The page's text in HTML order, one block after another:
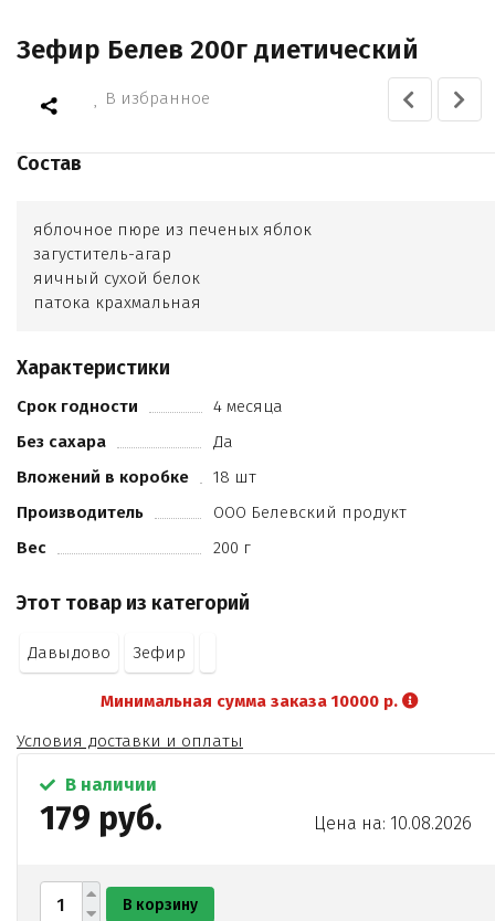
Зефир Белев 200г диетический
В избранное
Состав
яблочное пюре из печеных яблок
загуститель-агар
яичный сухой белок
патока крахмальная
Характеристики
Срок годности
4 месяца
Без сахара
Да
Вложений в коробке
18 шт
Производитель
ООО Белевский продукт
Вес
200 г
Этот товар из категорий
Давыдово Зефир
Минимальная сумма заказа 10000 р.
Условия доставки и оплаты
В наличии
179 руб. Цена на: 10.08.2026
В корзину